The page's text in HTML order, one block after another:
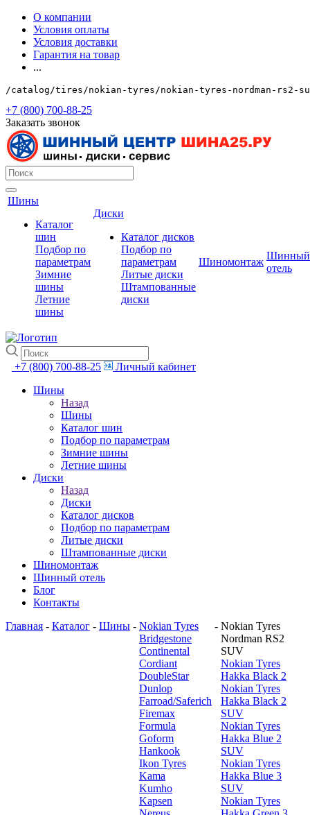
О компании
Условия оплаты
Условия доставки
Гарантия на товар
...
/catalog/tires/nokian-tyres/nokian-tyres-nordman-rs2-
+7 (800) 700-88-25
Заказать звонок
Шины
Каталог
шин
Подбор по
параметрам
Зимние
шины
Летние
шины
Диски
Каталог дисков
Подбор по
параметрам
Литые диски
Штампованные
диски
Шиномонтаж
Шинный
отель
+7 (800) 700-88-25
Личный кабинет
Шины
Назад
Шины
Каталог шин
Подбор по параметрам
Зимние шины
Летние шины
Диски
Назад
Диски
Каталог дисков
Подбор по параметрам
Литые диски
Штампованные диски
Шиномонтаж
Шинный отель
Блог
Контакты
Главная - Каталог - Шины - Nokian Tyres
Bridgestone
Continental
Cordiant
DoubleStar
Dunlop
Farroad/Saferich
Firemax
Formula
Goform
Hankook
Ikon Tyres
Kama
Kumho
Kapsen
- Nokian Tyres
Nordman RS2
SUV
Nokian Tyres
Hakka Black 2
Nokian Tyres
Hakka Black 2
SUV
Nokian Tyres
Hakka Blue 2
SUV
Nokian Tyres
Hakka Blue 3
SUV
Nokian Tyres